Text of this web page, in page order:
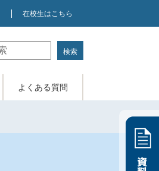
在校生はこちら
よくある質問